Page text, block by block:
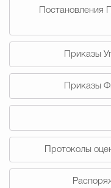
Постановления
Приказы
Приказы
Протоколы